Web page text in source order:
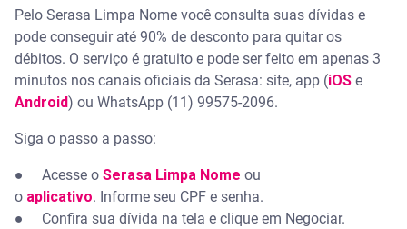
Pelo Serasa Limpa Nome você consulta suas dívidas e
pode conseguir até 90% de desconto para quitar os
débitos. O serviço é gratuito e pode ser feito em apenas 3
minutos nos canais oficiais da Serasa: site, app (iOS e
Android) ou WhatsApp (11) 99575-2096.
Siga o passo a passo:
● Acesse o Serasa Limpa Nome ou
o aplicativo. Informe seu CPF e senha.
● Confira sua dívida na tela e clique em Negociar.